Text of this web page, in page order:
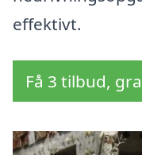
effektivt.
Få 3 tilbud,